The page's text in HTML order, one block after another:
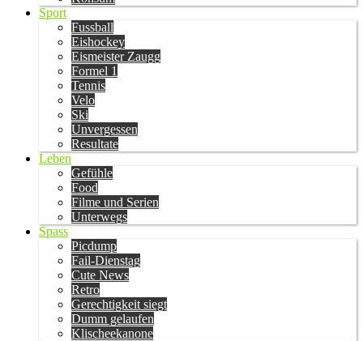
Sport
Fussball
Eishockey
Eismeister Zaugg
Formel 1
Tennis
Velo
Ski
Unvergessen
Resultate
Leben
Gefühle
Food
Filme und Serien
Unterwegs
Spass
Picdump
Fail-Dienstag
Cute News
Retro
Gerechtigkeit siegt
Dumm gelaufen
Klischeekanone